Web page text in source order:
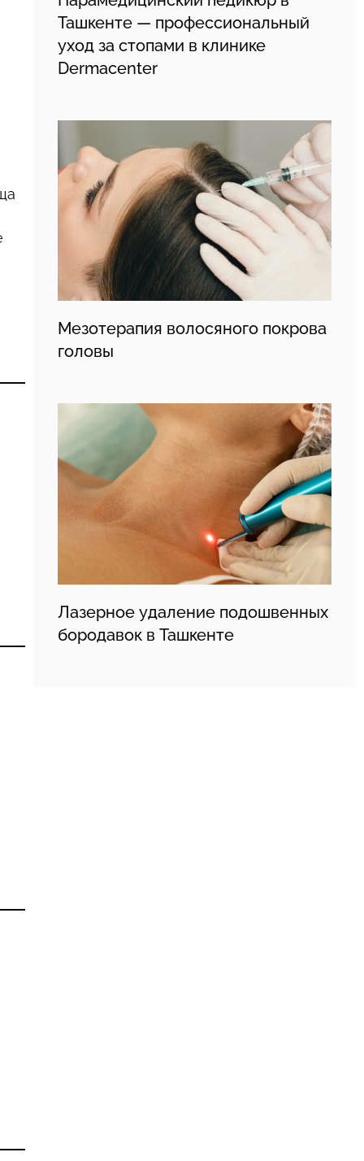
Ташкенте — профессиональный
уход за стопами в клинике
Dermacenter
Мезотерапия волосяного покрова
головы
Лазерное удаление подошвенных
бородавок в Ташкенте